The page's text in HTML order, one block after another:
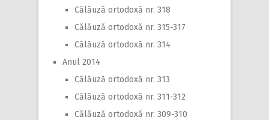
Călăuză ortodoxă nr. 318
Călăuză ortodoxă nr. 315-317
Călăuză ortodoxă nr. 314
Anul 2014
Călăuză ortodoxă nr. 313
Călăuză ortodoxă nr. 311-312
Călăuză ortodoxă nr. 309-310